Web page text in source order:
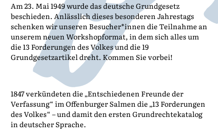
Am 23. Mai 1949 wurde das deutsche Grundgesetz
beschieden. Anlässlich dieses besonderen Jahrestags
schenken wir unseren Besucher*innen die Teilnahme an
unserem neuen Workshopformat, in dem sich alles um
die 13 Forderungen des Volkes und die 19
Grundgesetzartikel dreht. Kommen Sie vorbei!
1847 verkündeten die „Ent­schiedenen Freunde der
Verfassung“ im Offenburger Salmen die „13 Forderungen
des Volkes“ – und damit den ersten Grundrechtekatalog
in deutscher Sprache.